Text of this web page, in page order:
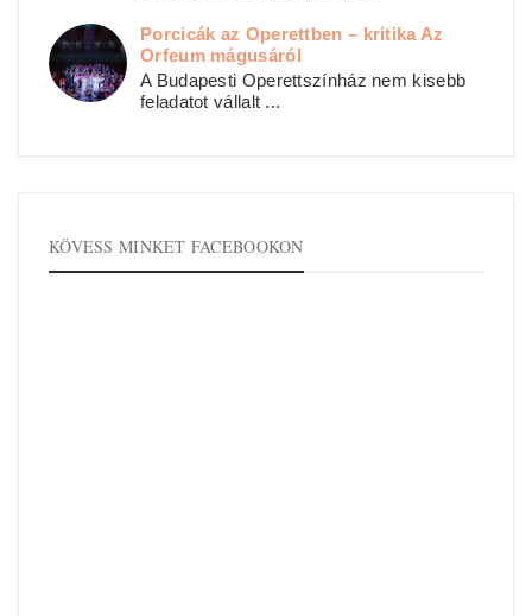
Porcicák az Operettben – kritika Az
Orfeum mágusáról
A Budapesti Operettszínház nem kisebb
feladatot vállalt ...
KÖVESS MINKET FACEBOOKON